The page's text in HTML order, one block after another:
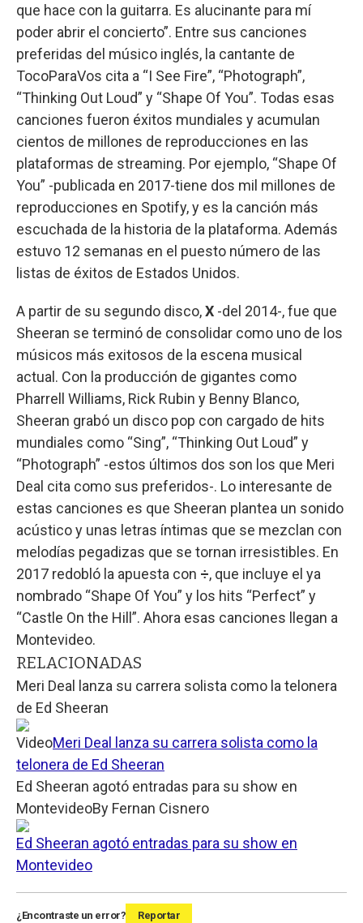
que hace con la guitarra. Es alucinante para mí
poder abrir el concierto”. Entre sus canciones
preferidas del músico inglés, la cantante de
TocoParaVos cita a “I See Fire”, “Photograph”,
“Thinking Out Loud” y “Shape Of You”. Todas esas
canciones fueron éxitos mundiales y acumulan
cientos de millones de reproducciones en las
plataformas de streaming. Por ejemplo, “Shape Of
You” -publicada en 2017-tiene dos mil millones de
reproducciones en Spotify, y es la canción más
escuchada de la historia de la plataforma. Además
estuvo 12 semanas en el puesto número de las
listas de éxitos de Estados Unidos.
A partir de su segundo disco,X -del 2014-, fue que
Sheeran se terminó de consolidar como uno de los
músicos más exitosos de la escena musical
actual. Con la producción de gigantes como
Pharrell Williams, Rick Rubin y Benny Blanco,
Sheeran grabó un disco pop con cargado de hits
mundiales como “Sing”, “Thinking Out Loud” y
“Photograph” -estos últimos dos son los que Meri
Deal cita como sus preferidos-. Lo interesante de
estas canciones es que Sheeran plantea un sonido
acústico y unas letras íntimas que se mezclan con
melodías pegadizas que se tornan irresistibles. En
2017 redobló la apuesta con ÷, que incluye el ya
nombrado “Shape Of You” y los hits “Perfect” y
“Castle On the Hill”. Ahora esas canciones llegan a
Montevideo.
RELACIONADAS
Meri Deal lanza su carrera solista como la telonera
de Ed Sheeran
VideoMeri Deal lanza su carrera solista como la
telonera de Ed Sheeran
Ed Sheeran agotó entradas para su show en
MontevideoBy Fernan Cisnero
Ed Sheeran agotó entradas para su show en
Montevideo
¿Encontraste un error? Reportar